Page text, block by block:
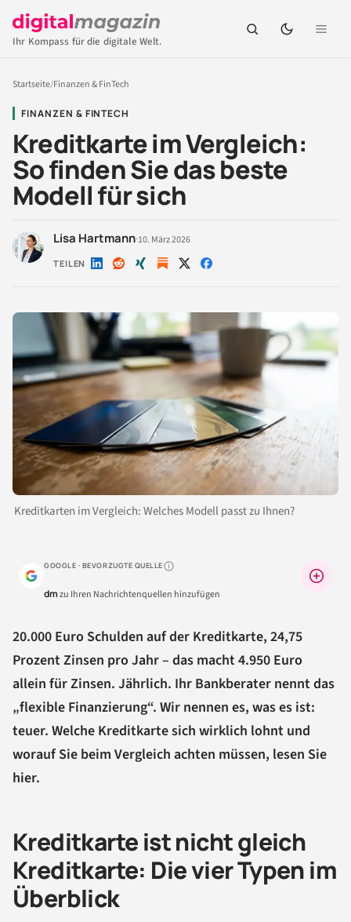
Ihr Kompass für die digitale Welt.
Startseite/Finanzen & FinTech
FINANZEN & FINTECH
Kreditkarte im Vergleich:
So finden Sie das beste
Modell für sich
Lisa Hartmann·10. März 2026
TEILEN Auf Auf Auf Auf Auf
Kreditkarten im Vergleich: Welches Modell passt zu Ihnen?
GOOGLE · BEVORZUGTE QUELLEWarum lohnt sich das?
dmzu Ihren Nachrichtenquellen hinzufügen
20.000 Euro Schulden auf der Kreditkarte, 24,75
Prozent Zinsen pro Jahr – das macht 4.950 Euro
allein für Zinsen. Jährlich. Ihr Bankberater nennt das
„flexible Finanzierung“. Wir nennen es, was es ist:
teuer. Welche Kreditkarte sich wirklich lohnt und
worauf Sie beim Vergleich achten müssen, lesen Sie
hier.
Kreditkarte ist nicht gleich
Kreditkarte: Die vier Typen im
Überblick